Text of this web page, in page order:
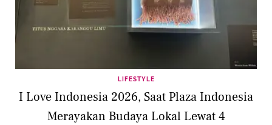
LIFESTYLE
I Love Indonesia 2026, Saat Plaza Indonesia
Merayakan Budaya Lokal Lewat 4